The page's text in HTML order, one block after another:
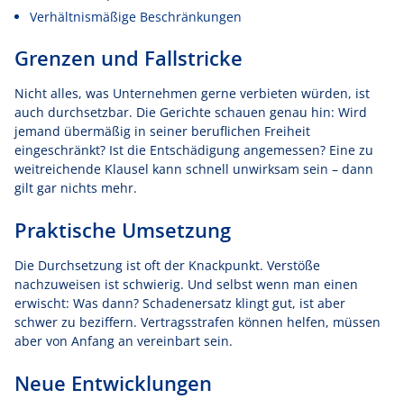
Verhältnismäßige Beschränkungen
Grenzen und Fallstricke
Nicht alles, was Unternehmen gerne verbieten würden, ist
auch durchsetzbar. Die Gerichte schauen genau hin: Wird
jemand übermäßig in seiner beruflichen Freiheit
eingeschränkt? Ist die Entschädigung angemessen? Eine zu
weitreichende Klausel kann schnell unwirksam sein – dann
gilt gar nichts mehr.
Praktische Umsetzung
Die Durchsetzung ist oft der Knackpunkt. Verstöße
nachzuweisen ist schwierig. Und selbst wenn man einen
erwischt: Was dann? Schadenersatz klingt gut, ist aber
schwer zu beziffern. Vertragsstrafen können helfen, müssen
aber von Anfang an vereinbart sein.
Neue Entwicklungen